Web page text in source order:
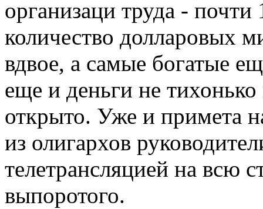
организаци труда -
количество долларовых
вдвое, а самые богатые
еще и деньги не
открыто. Уже и примета
из олигархов
телетрансляцией на всю
выпоротого.